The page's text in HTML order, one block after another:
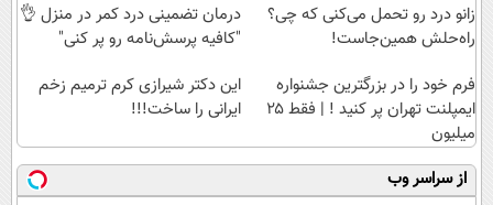
زانو درد رو تحمل می‌کنی که چی؟
راه‌حلش همین‌جاست!
درمان تضمینی درد کمر در منزل 👌
"کافیه پرسش‌نامه رو پر کنی"
فرم خود را در بزرگترین جشنواره
ایمپلنت تهران پر کنید ! | فقط ۲۵
میلیون
این دکتر شیرازی کرم ترمیم زخم
ایرانی را ساخت!!!
از سراسر وب